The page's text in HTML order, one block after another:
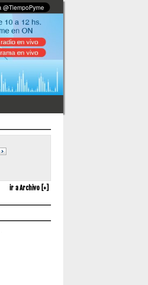
ir a Archivo [+]